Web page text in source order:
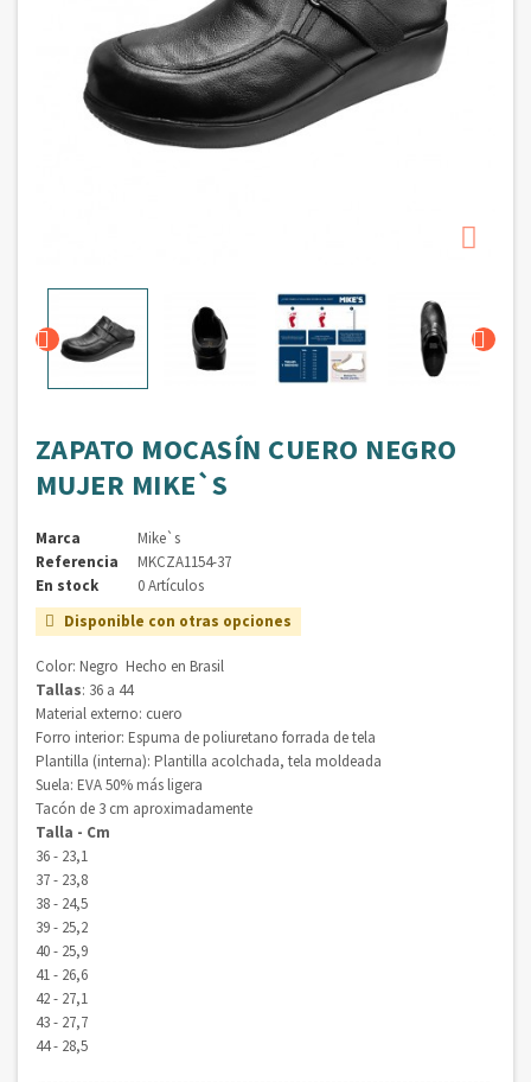

 
ZAPATO MOCASÍN CUERO NEGRO
MUJER MIKE`S
Marca
Mike`s
Referencia
MKCZA1154-37
En stock
0 Artículos
 Disponible con otras opciones
Color: Negro Hecho en Brasil
Tallas: 36 a 44
Material externo: cuero
Forro interior: Espuma de poliuretano forrada de tela
Plantilla (interna): Plantilla acolchada, tela moldeada
Suela: EVA 50% más ligera
Tacón de 3 cm aproximadamente
Talla - Cm
36 - 23,1
37 - 23,8
38 - 24,5
39 - 25,2
40 - 25,9
41 - 26,6
42 - 27,1
43 - 27,7
44 - 28,5